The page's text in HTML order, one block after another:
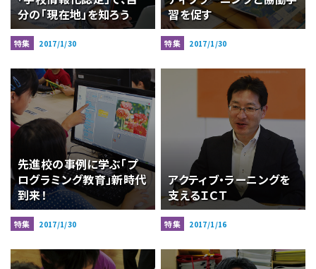
分の「現在地」を知ろう
特集 2017/1/30
習を促す
特集 2017/1/30
先進校の事例に学ぶ「プ
ログラミング教育」新時代
到来！
特集 2017/1/30
アクティブ・ラーニングを
支えるＩＣＴ
特集 2017/1/16